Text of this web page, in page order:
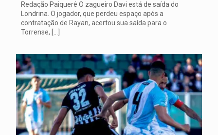
Redação Paiquerê O zagueiro Davi está de saída do
Londrina. O jogador, que perdeu espaço após a
contratação de Rayan, acertou sua saída para o
Torrense,